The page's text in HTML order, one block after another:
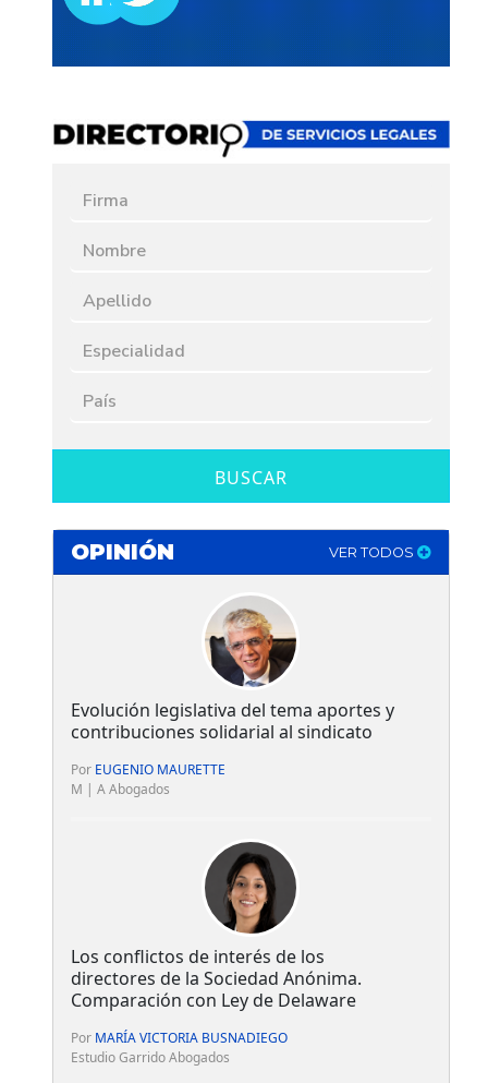
BUSCAR
OPINIÓN VER TODOS
Evolución legislativa del tema aportes y
contribuciones solidarial al sindicato
Por EUGENIO MAURETTE
M | A Abogados
Los conflictos de interés de los
directores de la Sociedad Anónima.
Comparación con Ley de Delaware
Por MARÍA VICTORIA BUSNADIEGO
Estudio Garrido Abogados